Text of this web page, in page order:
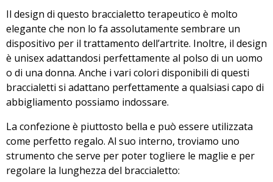
Il design di questo braccialetto terapeutico è molto
elegante che non lo fa assolutamente sembrare un
dispositivo per il trattamento dell’artrite. Inoltre, il design
è unisex adattandosi perfettamente al polso di un uomo
o di una donna. Anche i vari colori disponibili di questi
braccialetti si adattano perfettamente a qualsiasi capo di
abbigliamento possiamo indossare.
La confezione è piuttosto bella e può essere utilizzata
come perfetto regalo. Al suo interno, troviamo uno
strumento che serve per poter togliere le maglie e per
regolare la lunghezza del braccialetto: